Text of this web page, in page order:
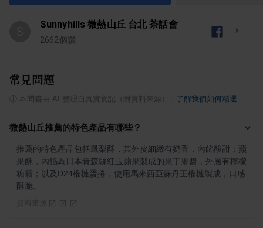
Sunnyhills 微熱山丘 台北 茶話會
2662個讚
常見問題
本問答由 AI 整理自真實食記（附資料來源） 了解我們如何精選
微熱山丘推薦的特色產品有哪些？
推薦的特色產品包括鳳梨酥，其外皮細緻有奶香，內餡酸甜；蘋
果酥，內餡為日本青森縣紅玉蘋果製成的果丁果醬，外層有檸檬
糖霜；以及D24榴槤蛋捲，使用馬來西亞蘇丹王榴槤製成，口感
酥脆。